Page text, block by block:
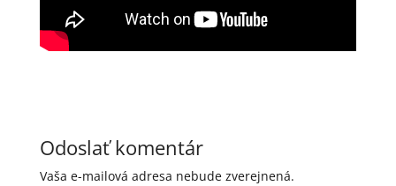
Odoslať komentár
Vaša e-mailová adresa nebude zverejnená.